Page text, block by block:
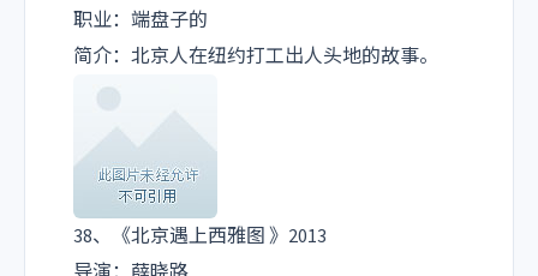
职业：端盘子的
简介：北京人在纽约打工出人头地的故事。
38、《北京遇上西雅图 》2013